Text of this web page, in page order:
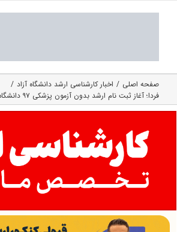
صفحه اصلی
اخبار کارشناسی ارشد دانشگاه آزاد
فردا؛ آغاز ثبت نام ارشد بدون آزمون پزشکی ۹۷ دانشگاه آزاد